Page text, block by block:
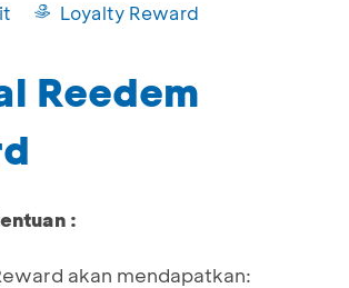
Loyalty Reward
Reedem
:
akan mendapatkan: